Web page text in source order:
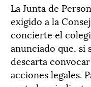
La Junta de
exigido a la
concierte el
anunciado que, si
descarta
acciones legales.